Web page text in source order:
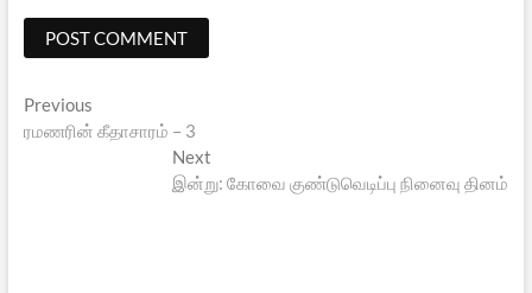
Post
navigation
PreviousPrevious
post:
ரமணரின் கீதாசாரம் – 3
Next
post:
இன்று: கோவை குண்டுவெடிப்பு நினைவு தினம்